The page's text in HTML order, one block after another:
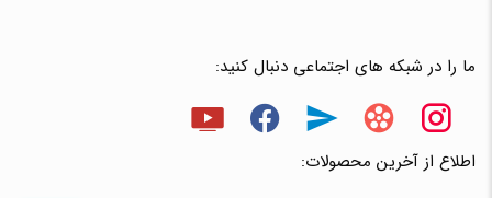
ما را در شبکه های اجتماعی دنبال کنید:
اطلاع از آخرین محصولات: